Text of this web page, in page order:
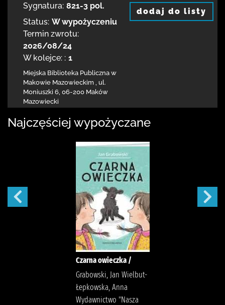
Sygnatura: 821-3 pol.
Status: W wypożyczeniu
Termin zwrotu:
2026/08/24
W kolejce: : 1
Miejska Biblioteka Publiczna w
Makowie Mazowieckim ul.
Moniuszki 6 06-200 Maków
Mazowiecki
dodaj do listy
Najczęściej wypożyczane
Czarna owieczka /
Grabowski, Jan Wielbut-
Łepkowska, Anna
Wydawnictwo "Nasza